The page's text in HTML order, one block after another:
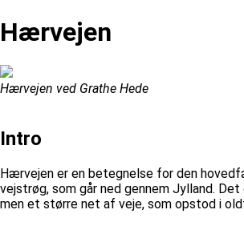
Hærvejen
Hærvejen ved Grathe Hede
Intro
Hærvejen er en betegnelse for den
vejstrøg, som går ned gennem Jylland. Det
men et større net af veje, som opstod i